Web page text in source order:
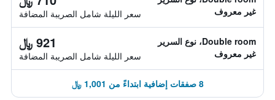
غير معروف
سعر الليلة شامل الصريبة المضافة
Double room، نوع السرير
غير معروف
921 ﷼
سعر الليلة شامل الصريبة المضافة
8 صفقات إضافية ابتداءً من 1,001 ﷼